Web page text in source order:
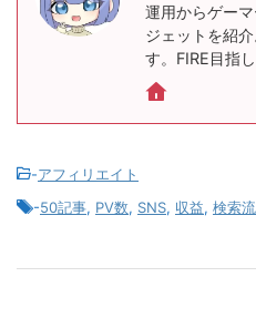
運用からゲー
ジェットを紹
す。FIRE目指し
-アフィリエイト
-50記事, PV数, SNS, 収益, 検索